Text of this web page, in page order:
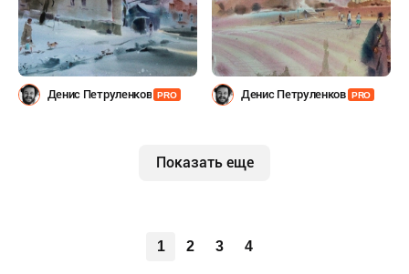
Денис Петруленков PRO Денис Петруленков PRO
Показать еще
1 2 3 4